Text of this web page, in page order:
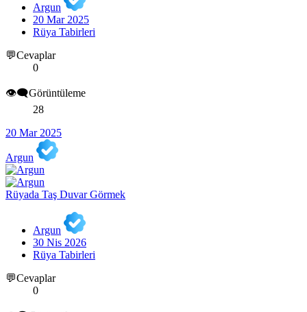
Argun
20 Mar 2025
Rüya Tabirleri
💬Cevaplar
0
👁️‍🗨️Görüntüleme
28
20 Mar 2025
Argun
Rüyada Taş Duvar Görmek
Argun
30 Nis 2026
Rüya Tabirleri
💬Cevaplar
0